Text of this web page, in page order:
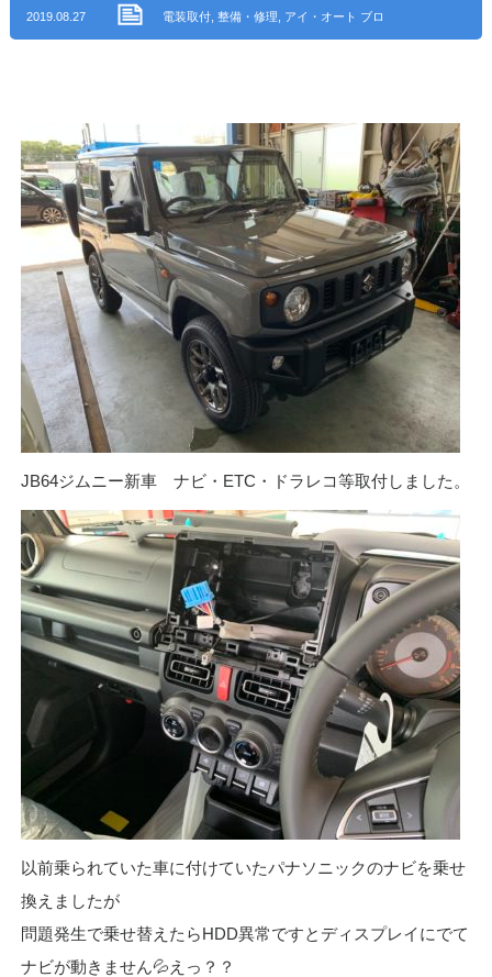
2019.08.27 電装取付, 整備・修理 アイ・オート ブロ
JB64ジムニー新車 ナビ・ETC・ドラレコ等取付しました。
以前乗られていた車に付けていたパナソニックのナビを乗せ
換えましたが
問題発生で乗せ替えたらHDD異常ですとディスプレイにでて
ナビが動きません💦えっ？？